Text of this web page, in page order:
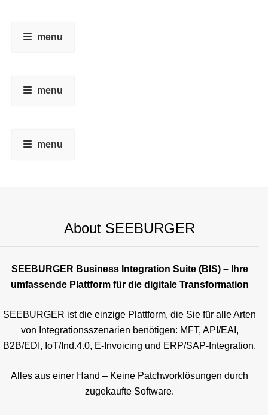
menu
menu
menu
About SEEBURGER
SEEBURGER Business Integration Suite (BIS) – Ihre
umfassende Plattform für die digitale Transformation
SEEBURGER ist die einzige Plattform, die Sie für alle Arten
von Integrationsszenarien benötigen: MFT, API/EAI,
B2B/EDI, IoT/Ind.4.0, E-Invoicing und ERP/SAP-Integration.
Alles aus einer Hand – Keine Patchworklösungen durch
zugekaufte Software.